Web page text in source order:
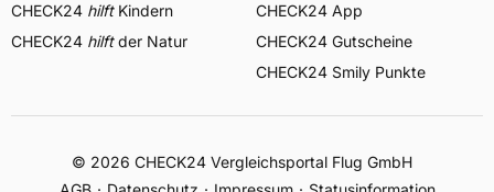
CHECK24 hilftKindern
CHECK24 hilftder Natur
CHECK24 App
CHECK24 Gutscheine
CHECK24 Smily Punkte
© 2026 CHECK24 Vergleichsportal Flug GmbH